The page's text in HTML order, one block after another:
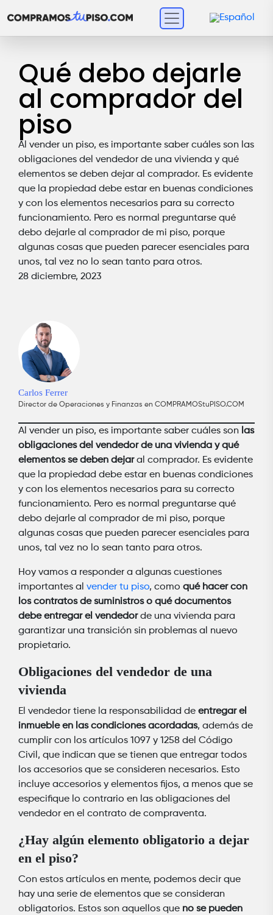
Qué debo dejarle
al comprador del
piso
Al vender un piso, es importante saber cuáles son las
obligaciones del vendedor de una vivienda y qué
elementos se deben dejar al comprador. Es evidente
que la propiedad debe estar en buenas condiciones
y con los elementos necesarios para su correcto
funcionamiento. Pero es normal preguntarse qué
debo dejarle al comprador de mi piso, porque
algunas cosas que pueden parecer esenciales para
unos, tal vez no lo sean tanto para otros.
28 diciembre, 2023
Carlos Ferrer
Director de Operaciones y Finanzas en COMPRAMOStuPISO.COM
Al vender un piso, es importante saber cuáles son las
obligaciones del vendedor de una vivienda y qué
elementos se deben dejaral comprador. Es evidente
que la propiedad debe estar en buenas condiciones
y con los elementos necesarios para su correcto
funcionamiento. Pero es normal preguntarse qué
debo dejarle al comprador de mi piso, porque
algunas cosas que pueden parecer esenciales para
unos, tal vez no lo sean tanto para otros.
Hoy vamos a responder a algunas cuestiones
importantes al vender tu piso, como qué hacer con
los contratos de suministros o qué documentos
debe entregar el vendedorde una vivienda para
garantizar una transición sin problemas al nuevo
propietario.
Obligaciones del vendedor de una
vivienda
El vendedor tiene la responsabilidad de entregar el
inmueble en las condiciones acordadas, además de
cumplir con los artículos 1097 y 1258 del Código
Civil, que indican que se tienen que entregar todos
los accesorios que se consideren necesarios. Esto
incluye accesorios y elementos fijos, a menos que se
especifique lo contrario en las obligaciones del
vendedor en el contrato de compraventa.
¿Hay algún elemento obligatorio a dejar
en el piso?
Con estos artículos en mente, podemos decir que
hay una serie de elementos que se consideran
obligatorios. Estos son aquellos que no se pueden